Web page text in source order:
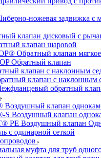
ножевая задвижка с
клапан дисковый с
клапан шаровой
Обратный клапан
Обратный клапан
клапан с наклонным
клапан с наклонным
обратный
Воздушный клапан
Воздушный клапан
PE Воздушный клапан
с одинарной сеткой
муфта для труб